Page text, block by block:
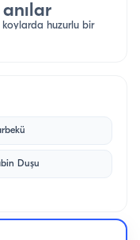
huzurlu bir
Duşu